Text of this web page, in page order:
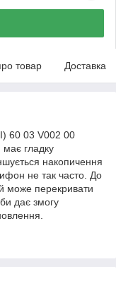
товар Доставка
60 03 V002 00
має гладку
накопичення
не так часто. До
може перекривати
дає змогу